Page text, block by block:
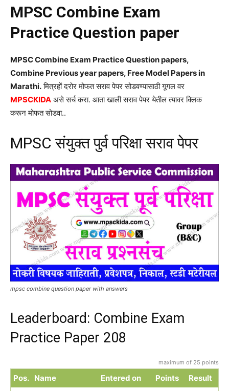
MPSC Combine Exam
Practice Question paper
MPSC Combine Exam Practice Question papers,
Combine Previous year papers, Free Model Papers in
Marathi.मित्रहों दरोर मोफत सराव पेपर सोडवण्यासाठी गूगल वर
MPSCKIDA असे सर्च करा. आता खाली सराव पेपर येतील त्यावर क्लिक
करून मोफत सोडवा..
MPSC संयुक्त पुर्व परिक्षा सराव पेपर
mpsc combine question paper with answers
Leaderboard: Combine Exam
Practice Paper 208
maximum of 25 points
Pos. Name Entered on Points Result